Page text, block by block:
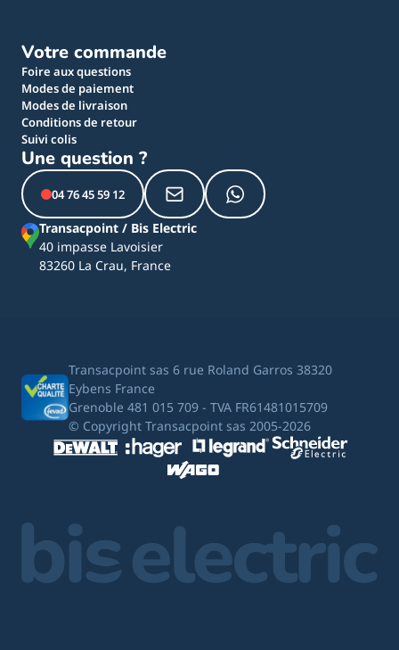
Votre commande
Foire aux questions
Modes de paiement
Modes de livraison
Conditions de retour
Suivi colis
Une question ?
04 76 45 59 12
Transacpoint / Bis Electric
40 impasse Lavoisier
83260 La Crau, France
Transacpoint sas 6 rue Roland Garros 38320
Eybens France
Grenoble 481 015 709 - TVA FR61481015709
© Copyright Transacpoint sas 2005-2026